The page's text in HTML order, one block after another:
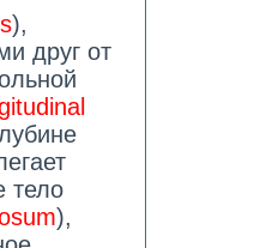
),
друг от
тело
),